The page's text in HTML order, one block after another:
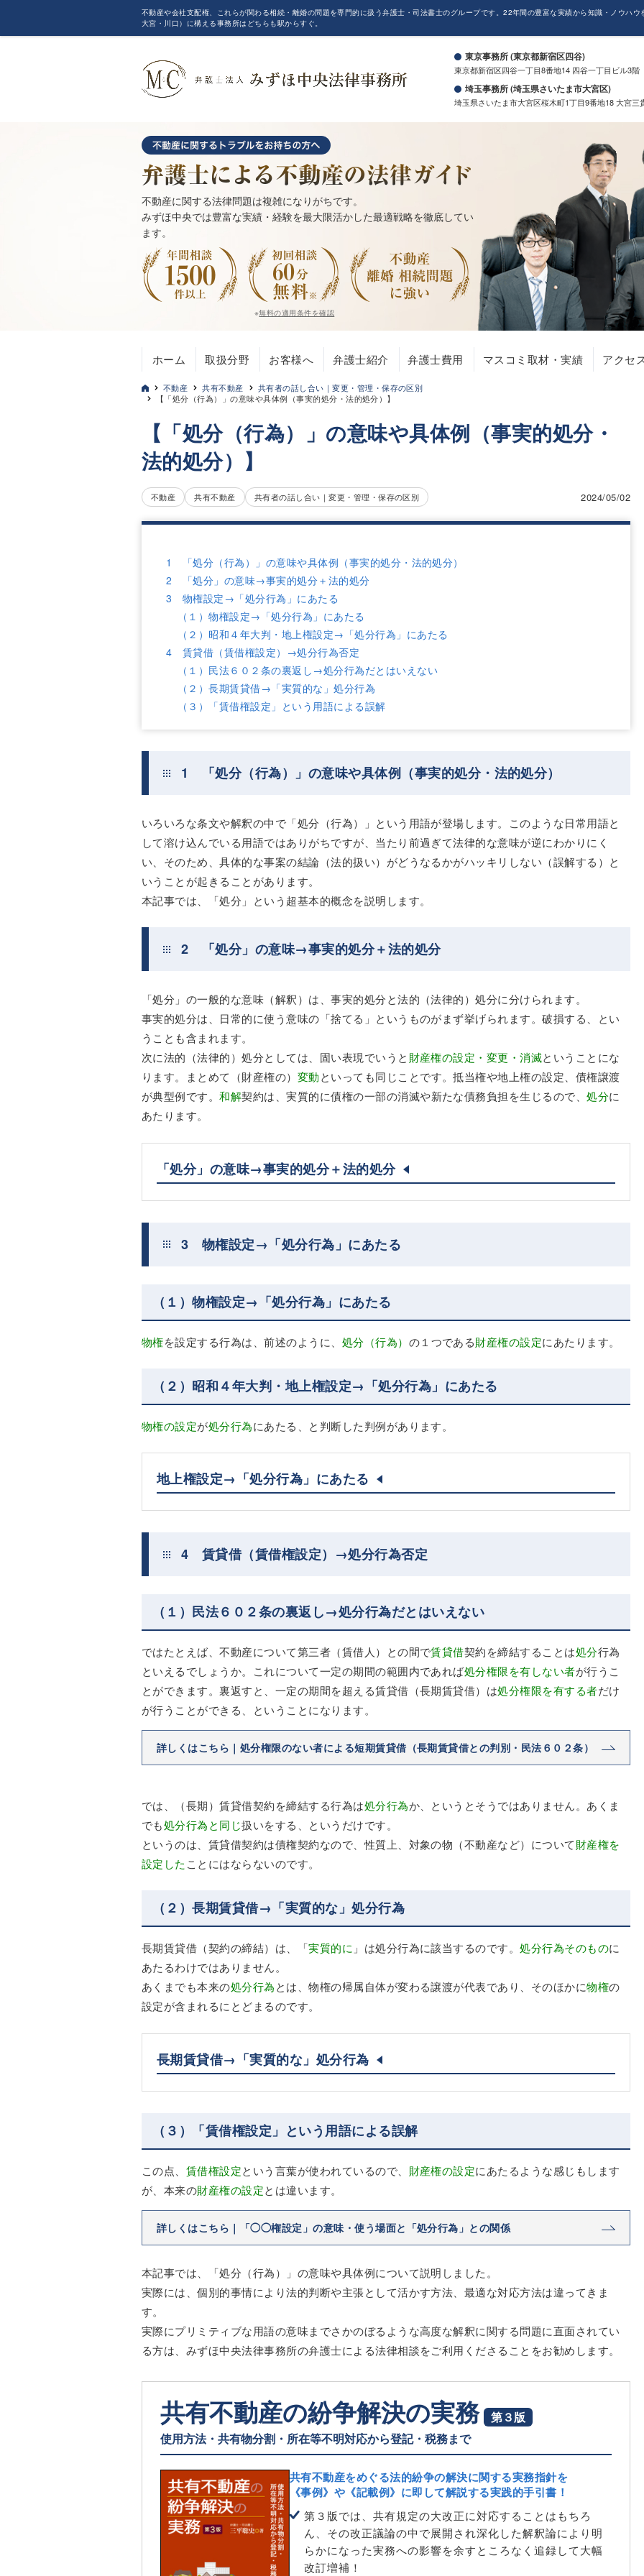
不動産や会社支配権、これらが関わる相続・離婚の問題を専門的に扱う弁護士・司法書士のグループです。22年間の豊富な実績から知識・ノウハ
大宮・川口）に構える事務所はどちらも駅からすぐ。
東京事務所 (東京都新宿区四谷)
東京都新宿区四谷一丁目8番地14 四谷一丁目ビル3階
埼玉事務所 (埼玉県さいたま市大宮区)
埼玉県さいたま市大宮区桜木町1丁目9番地18 大宮三
不動産に関する法律問題は複雑になりがちです。
みずほ中央では豊富な実績・経験を最大限活かした最適戦略を徹底してい
ます。
※無料の適用条件を確認
ホーム 取扱分野 お客様へ 弁護士紹介 弁護士費用 マスコミ取材・実績 アクセ
不動産 共有不動産
共有者の話し合い｜変更・管理・保存の区別
【「処分（行為）」の意味や具体例（事実的処分・法的処分）】
【「処分（行為）」の意味や具体例（事実的処分・
法的処分）】
不動産 共有不動産 共有者の話し合い｜変更・管理・保存の区別 2024/05/02
1 「処分（行為）」の意味や具体例（事実的処分・法的処分）
2 「処分」の意味→事実的処分＋法的処分
3 物権設定→「処分行為」にあたる
（１）物権設定→「処分行為」にあたる
（２）昭和４年大判・地上権設定→「処分行為」にあたる
4 賃貸借（賃借権設定）→処分行為否定
（１）民法６０２条の裏返し→処分行為だとはいえない
（２）長期賃貸借→「実質的な」処分行為
（３）「賃借権設定」という用語による誤解
1 「処分（行為）」の意味や具体例（事実的処分・法的処分）
いろいろな条文や解釈の中で「処分（行為）」という用語が登場します。このような日常用語と
して溶け込んでいる用語ではありがちですが、当たり前過ぎて法律的な意味が逆にわかりにく
い、そのため、具体的な事案の結論（法的扱い）がどうなるかがハッキリしない（誤解する）と
いうことが起きることがあります。
本記事では、「処分」という超基本的概念を説明します。
2 「処分」の意味→事実的処分＋法的処分
「処分」の一般的な意味（解釈）は、事実的処分と法的（法律的）処分に分けられます。
事実的処分は、日常的に使う意味の「捨てる」というものがまず挙げられます。破損する、とい
うことも含まれます。
次に法的（法律的）処分としては、固い表現でいうと 財産権の設定・変更・消滅ということにな
ります。まとめて（財産権の） 変動といっても同じことです。抵当権や地上権の設定、債権譲渡
が典型例です。和解契約は、実質的に債権の一部の消滅や新たな債務負担を生じるので、処分に
あたります。
「処分」の意味→事実的処分＋法的処分
3 物権設定→「処分行為」にあたる
（１）物権設定→「処分行為」にあたる
物権を設定する行為は、前述のように、 処分（行為） の１つである財産権の設定にあたります。
（２）昭和４年大判・地上権設定→「処分行為」にあたる
物権の設定が処分行為にあたる、と判断した判例があります。
地上権設定→「処分行為」にあたる
4 賃貸借（賃借権設定）→処分行為否定
（１）民法６０２条の裏返し→処分行為だとはいえない
ではたとえば、不動産について第三者（賃借人）との間で賃貸借契約を締結することは処分行為
といえるでしょうか。これについて一定の期間の範囲内であれば処分権限を有しない者が行うこ
とができます。裏返すと、一定の期間を超える賃貸借（長期賃貸借）は処分権限を有する者だけ
が行うことができる、ということになります。
詳しくはこちら｜処分権限のない者による短期賃貸借（長期賃貸借との判別・民法６０２条）
では、（長期）賃貸借契約を締結する行為は処分行為か、というとそうではありません。あくま
でも処分行為と同じ扱いをする、というだけです。
というのは、賃貸借契約は債権契約なので、性質上、対象の物（不動産など）について財産権を
設定した ことにはならないのです。
（２）長期賃貸借→「実質的な」処分行為
長期賃貸借（契約の締結）は、「実質的に 」は処分行為に該当するのです。処分行為そのものに
あたるわけではありません。
あくまでも本来の処分行為とは、物権の帰属自体が変わる譲渡が代表であり、そのほかに物権の
設定が含まれるにとどまるのです。
長期賃貸借→「実質的な」処分行為
（３）「賃借権設定」という用語による誤解
この点、 賃借権設定という言葉が使われているので、 財産権の設定にあたるような感じもします
が、本来の財産権の設定とは違います。
詳しくはこちら｜「◯◯権設定」の意味・使う場面と「処分行為」との関係
本記事では、「処分（行為）」の意味や具体例について説明しました。
実際には、個別的事情により法的判断や主張として活かす方法、最適な対応方法は違ってきま
す。
実際にプリミティブな用語の意味までさかのぼるような高度な解釈に関する問題に直面されてい
る方は、みずほ中央法律事務所の弁護士による法律相談をご利用くださることをお勧めします。
共有不動産の紛争解決の実務
第３版
使用方法・共有物分割・所在等不明対応から登記・税務まで
共有不動産をめぐる法的紛争の解決に関する実務指針を
《事例》や《記載例》に即して解説する実践的手引書！
第３版では、共有規定の大改正に対応することはもちろ
ん、その改正議論の中で展開され深化した解釈論により明
らかになった実務への影響を余すところなく追録して大幅
改訂増補！